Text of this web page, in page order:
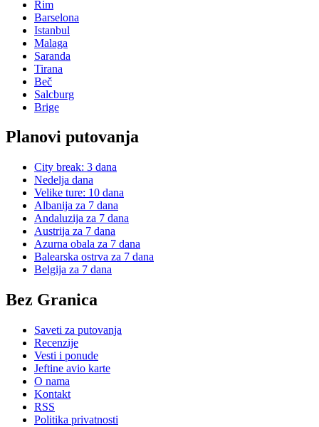
Rim
Barselona
Istanbul
Malaga
Saranda
Tirana
Beč
Salcburg
Brige
Planovi putovanja
City break: 3 dana
Nedelja dana
Velike ture: 10 dana
Albanija za 7 dana
Andaluzija za 7 dana
Austrija za 7 dana
Azurna obala za 7 dana
Balearska ostrva za 7 dana
Belgija za 7 dana
Bez Granica
Saveti za putovanja
Recenzije
Vesti i ponude
Jeftine avio karte
O nama
Kontakt
RSS
Politika privatnosti